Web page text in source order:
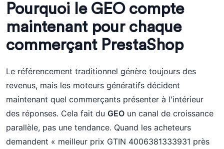
Pourquoi le GEO compte
maintenant pour chaque
commerçant PrestaShop
Le référencement traditionnel génère toujours des
revenus, mais les moteurs génératifs décident
maintenant quel commerçants présenter à l'intérieur
des réponses. Cela fait du GEO un canal de croissance
parallèle, pas une tendance. Quand les acheteurs
demandent « meilleur prix GTIN 4006381333931 près